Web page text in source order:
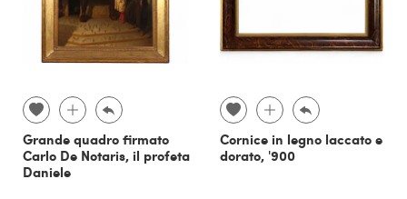
Grande quadro firmato
Carlo De Notaris, il profeta
Daniele
Cornice in legno laccato e
dorato, '900